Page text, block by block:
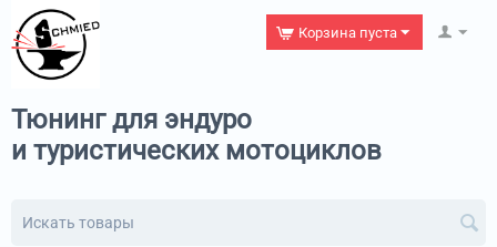
Корзина пуста
Тюнинг для эндуро
и туристических мотоциклов